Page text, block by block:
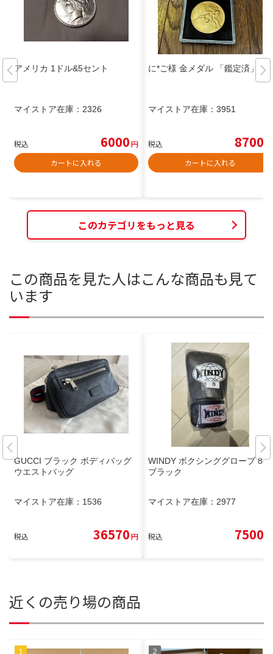
アメリカ 1ドル&5セント
マイストア在庫： 2326
税込 6000円
カートに入れる
に*ご様 金メダル 「鑑定済」
マイストア在庫： 3951
税込 8700
カートに入れる
このカテゴリをもっと見る
この商品を見た人はこんな商品も見て
います
GUCCI ブラック ボディバッグ
ウエストバッグ
マイストア在庫： 1536
税込 36570円
WINDY ボクシンググローブ 8oz
ブラック
マイストア在庫： 2977
税込 7500
近くの売り場の商品